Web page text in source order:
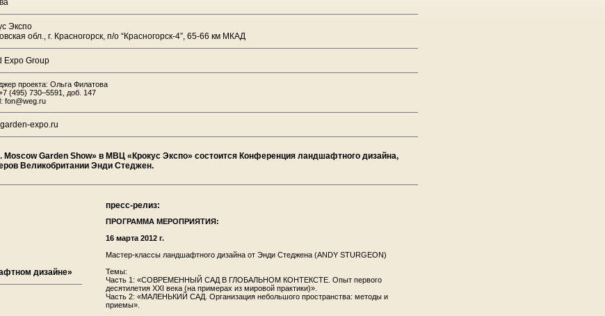
Экспо
обл., г. Красногорск, п/о “Красногорск-4”, 65-66 км МКАД
Expo Group
проекта: Ольга Филатова
(495) 730–5591, доб. 147
fon@weg.ru
expo.ru
Garden Show» в МВЦ «Крокус Экспо» состоится Конференция ландшафтного дизайна,
Великобритании Энди Стеджен.
дизайне»
пресс-релиз:
ПРОГРАММА МЕРОПРИЯТИЯ:
16 марта 2012 г.
Мастер-классы ландшафтного дизайна от Энди Стеджена (ANDY STURGEON)
Темы:
Часть 1: «СОВРЕМЕННЫЙ САД В ГЛОБАЛЬНОМ КОНТЕКСТЕ. Опыт первого
десятилетия XXI века (на примерах из мировой практики)».
Часть 2: «МАЛЕНЬКИЙ САД. Организация небольшого пространства: методы и
приемы».